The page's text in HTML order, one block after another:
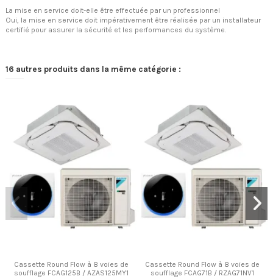
La mise en service doit-elle être effectuée par un professionnel
Oui, la mise en service doit impérativement être réalisée par un installateur
certifié pour assurer la sécurité et les performances du système.
16 autres produits dans la même catégorie :
Cassette Round Flow à 8 voies de
soufflage FCAG125B / AZAS125MY1
Cassette Round Flow à 8 voies de
soufflage FCAG71B / RZAG71NV1